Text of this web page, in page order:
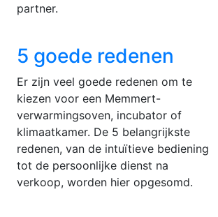
partner.
5 goede redenen
Er zijn veel goede redenen om te
kiezen voor een Memmert-
verwarmingsoven, incubator of
klimaatkamer. De 5 belangrijkste
redenen, van de intuïtieve bediening
tot de persoonlijke dienst na
verkoop, worden hier opgesomd.